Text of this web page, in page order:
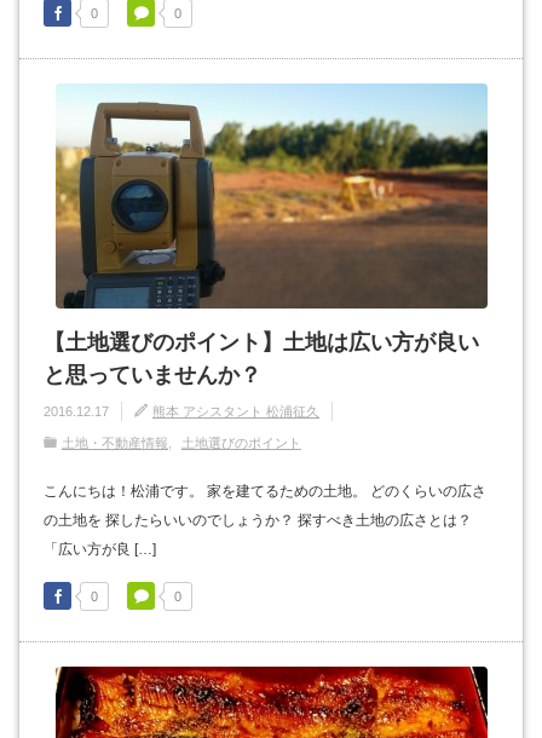
0 0
【土地選びのポイント】土地は広い方が良い
と思っていませんか？
2016.12.17 熊本 アシスタント 松浦征久
土地・不動産情報 土地選びのポイント
こんにちは！松浦です。 家を建てるための土地。 どのくらいの広さ
の土地を 探したらいいのでしょうか？ 探すべき土地の広さとは？
「広い方が良 […]
0 0